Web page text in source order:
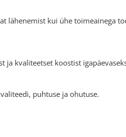
kui ühe toimeainega
ja kvaliteetset koostist
puhtuse ja ohutuse.